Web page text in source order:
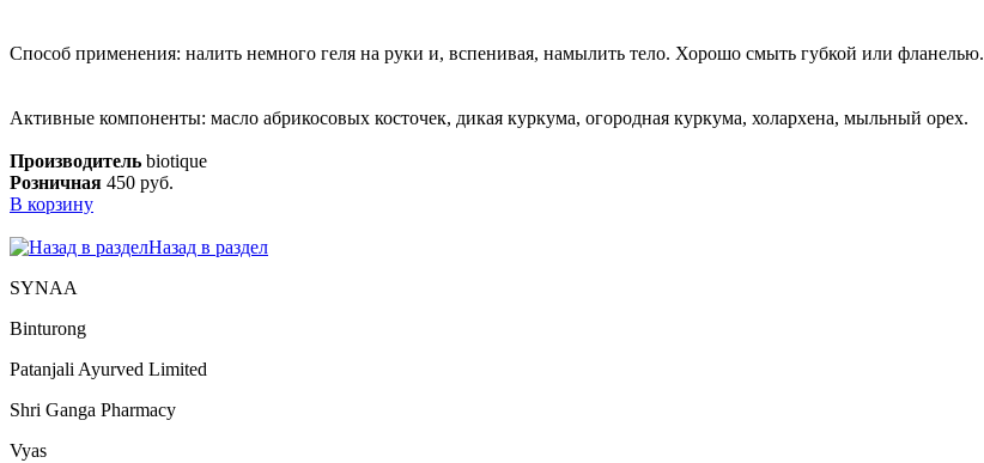
Способ применения: налить немного геля на руки и, вспенивая, намылить тело. Хорошо смыть губкой или фланелью.
Активные компоненты: масло абрикосовых косточек, дикая куркума, огородная куркума, холархена, мыльный орех.
Производитель biotique
Розничная 450 руб.
В корзину
Назад в раздел
SYNAA
Binturong
Patanjali Ayurved Limited
Shri Ganga Pharmacy
Vyas